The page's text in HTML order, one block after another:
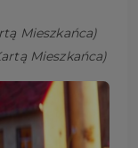
Mieszkańca)
Mieszkańca)